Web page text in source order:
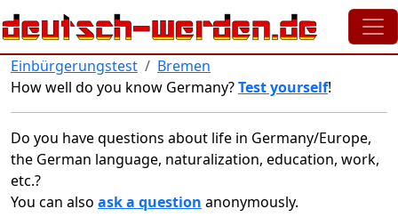
Skip to main content
Einbürgerungstest
Bremen
How well do you know Germany?Test yourself!
Do you have questions about life in Germany/Europe,
the German language, naturalization, education, work,
etc.?
You can also ask a question anonymously.